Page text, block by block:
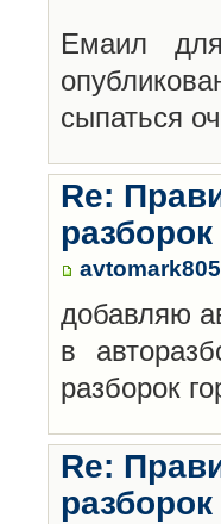
Емаил
сыпаться
Re:
разборок
добавляю
в
разборок
Re:
разборок